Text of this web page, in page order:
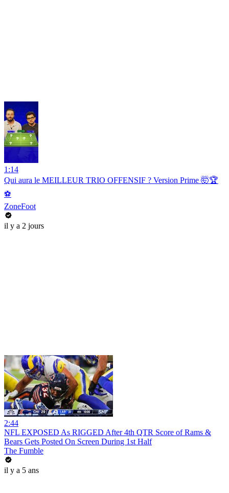
1:14
Qui aura le MEILLEUR TRIO OFFENSIF ? Version Prime 🤯🏆
⚽️
ZoneFoot
il y a 2 jours
2:44
NFL EXPOSED As RIGGED After 4th QTR Score of Rams &
Bears Gets Posted On Screen During 1st Half
The Fumble
il y a 5 ans